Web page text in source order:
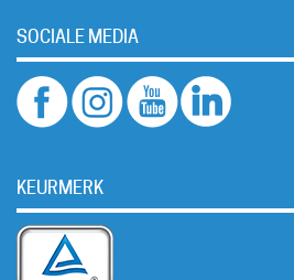
SOCIALE MEDIA
KEURMERK